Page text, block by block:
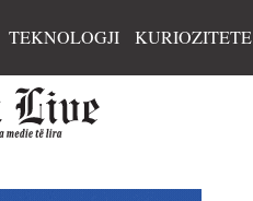
TEKNOLOGJI KURIOZITETE